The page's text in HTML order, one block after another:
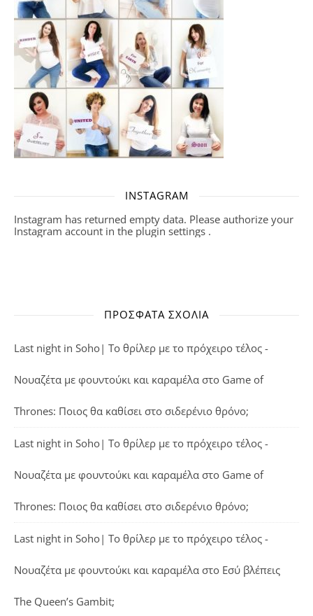
INSTAGRAM
Instagram has returned empty data. Please authorize your
Instagram account in the plugin settings .
ΠΡΌΣΦΑΤΑ ΣΧΌΛΙΑ
Last night in Soho| Το θρίλερ με το πρόχειρο τέλος -
Νουαζέτα με φουντούκι και καραμέλα στο Game of
Thrones: Ποιος θα καθίσει στο σιδερένιο θρόνο;
Last night in Soho| Το θρίλερ με το πρόχειρο τέλος -
Νουαζέτα με φουντούκι και καραμέλα στο Game of
Thrones: Ποιος θα καθίσει στο σιδερένιο θρόνο;
Last night in Soho| Το θρίλερ με το πρόχειρο τέλος -
Νουαζέτα με φουντούκι και καραμέλα στο Εσύ βλέπεις
The Queen’s Gambit;